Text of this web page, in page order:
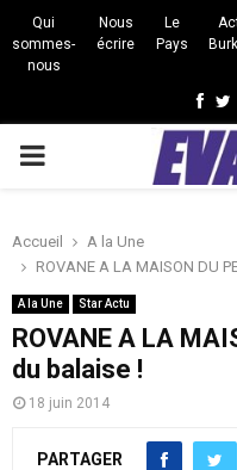
Qui
sommes-
nous
Nous
écrire
Le
Pays
PRIMARY
Accueil
A la Une
ROVANE A LA MAISON DU
A la Une Star Actu
ROVANE A LA
du balaise !
18 juin 2014
PARTAGER